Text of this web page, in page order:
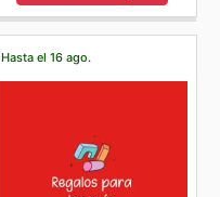
Hasta el 16 ago.